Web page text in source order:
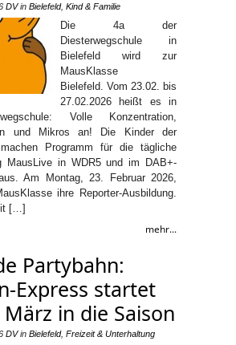
DVin Bielefeld, Kind & Familie
Die 4a der
Diesterwegschule in
Bielefeld wird zur
MausKlasse
Bielefeld. Vom 23.02. bis
27.02.2026 heißt es in
Volle Konzentration,
und Mikros an! Die Kinder der
Programm für die tägliche
MausLive in WDR5 und im DAB+-
Am Montag, 23. Februar 2026,
ihre Reporter-Ausbildung.
[…]
mehr...
Partybahn:
Express startet
in die Saison
DVin Bielefeld, Freizeit & Unterhaltung